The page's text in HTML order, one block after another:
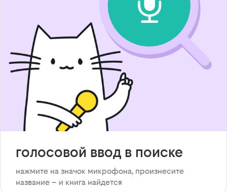
голосовой ввод в поиске
нажмите на значок микрофона, произнесите
название – и книга найдется